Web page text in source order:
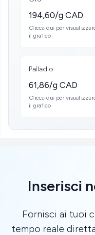
194,60/g CAD
Clicca qui per
il grafico
Palladio
61,86/g CAD
Clicca qui per
il grafico
Inserisci
Fornisci ai tuoi
tempo reale